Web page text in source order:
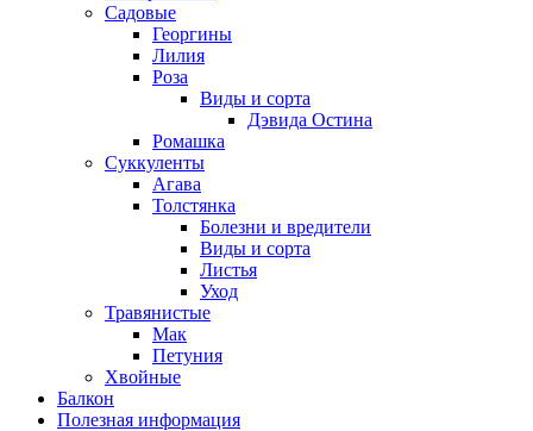
Садовые
Георгины
Лилия
Роза
Виды и сорта
Дэвида Остина
Ромашка
Суккуленты
Агава
Толстянка
Болезни и вредители
Виды и сорта
Листья
Уход
Травянистые
Мак
Петуния
Хвойные
Балкон
Полезная информация